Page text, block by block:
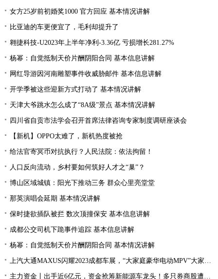
女方25岁前初婚奖1000 官方回应 基本情况讲解
比亚迪的车更便宜了，毛利却提升了
翱捷科技-U2023年上半年净利-3.36亿 亏损增长281.27%
杨幂：自觉抵制天价片酬阴阳合同 基本信息讲解
网红导游因河南雕塑事件收威胁邮件 基本信息讲解
开学季被这些迎新方式打动了 基本情况讲解
天津大爷跳水怎么成了“8A级”景点 基本情况讲解
四川省自贡市法学会召开首席法律咨询专家制度调研座谈会
【新机】OPPO太难了，新机热度被抢
给法官寄冥币对抗执行？人民法院：依法拘留！
人口反向流动，乡村要如何筑好人才之“巢”？
博山区域城镇：阳光下推动三务 群众心里亮堂堂
那英演唱会延期 基本情况讲解
保时捷欲插队被拦 数次顶撞保安 基本信息讲解
成都公交司机下跪事件追踪 基本信息讲解
杨幂：自觉抵制天价片酬阴阳合同 基本情况讲解
上汽大通MAXUS闪耀2023成都车展，“大家庭豪华电动MPV”大家7全球首秀亮相
主力资金丨出手近6亿元，资金抢筹新能源车龙头！多只券商股遭资金抛弃